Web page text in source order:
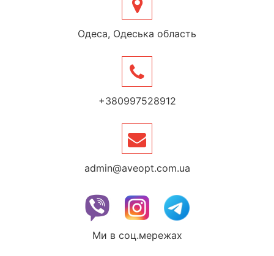
Одеса, Одеська область
+380997528912
admin@aveopt.com.ua
Ми в соц.мережах